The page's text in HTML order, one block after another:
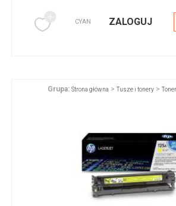
CYAN ZALOGUJ
Grupa: Strona główna >Tusze i tonery >